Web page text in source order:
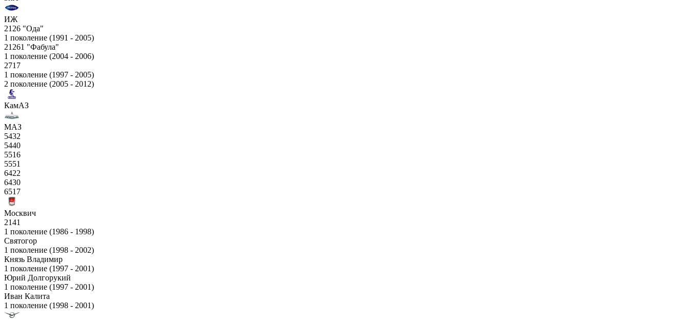
ИЖ
2126 "Ода"
1 поколение (1991 - 2005)
21261 "Фабула"
1 поколение (2004 - 2006)
2717
1 поколение (1997 - 2005)
2 поколение (2005 - 2012)
КамАЗ
МАЗ
5432
5440
5516
5551
6422
6430
6517
Москвич
2141
1 поколение (1986 - 1998)
Святогор
1 поколение (1998 - 2002)
Князь Владимир
1 поколение (1997 - 2001)
Юрий Долгорукий
1 поколение (1997 - 2001)
Иван Калита
1 поколение (1998 - 2001)